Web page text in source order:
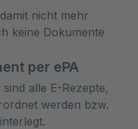
nicht mehr
keine Dokumente
per ePA
alle E-Rezepte,
werden bzw.